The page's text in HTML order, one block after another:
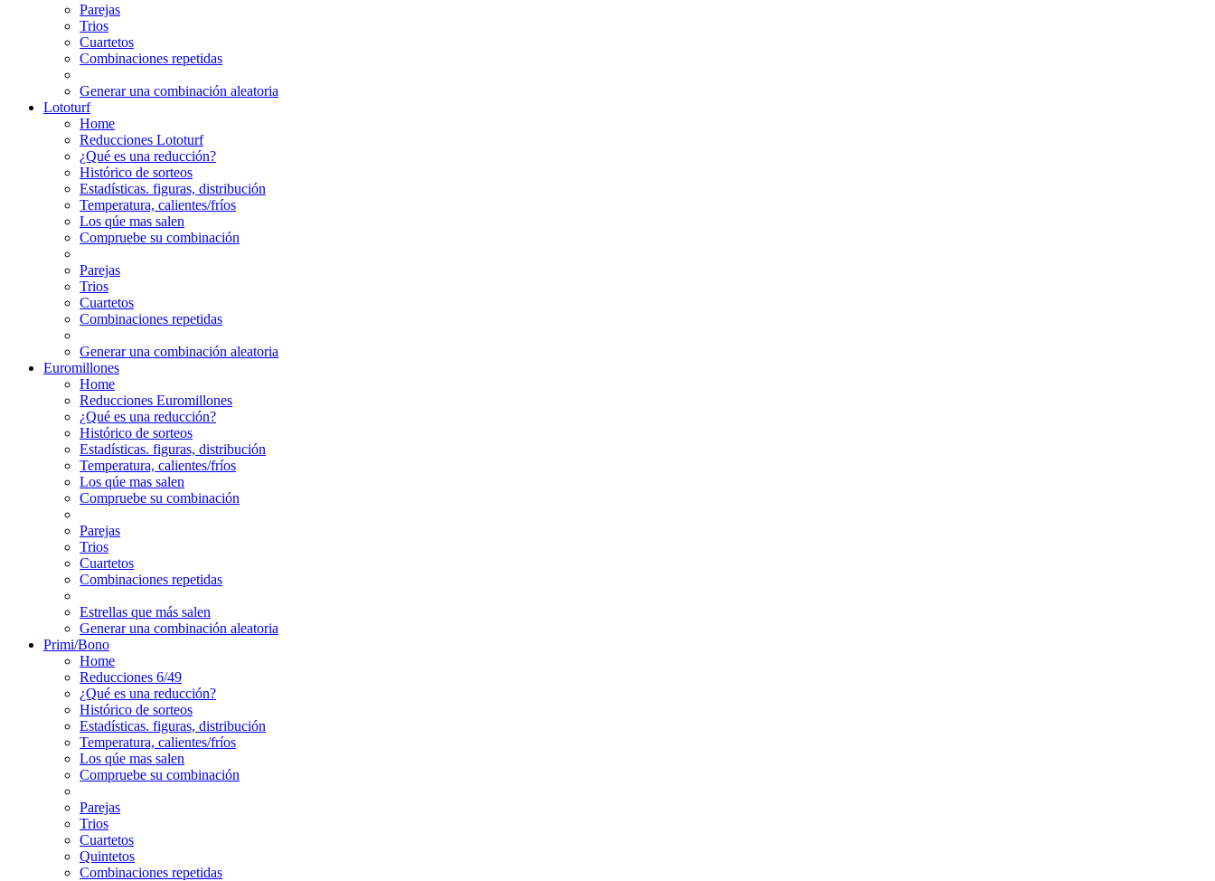
Parejas
Trios
Cuartetos
Combinaciones repetidas
Generar una combinación aleatoria
Lototurf
Home
Reducciones Lototurf
¿Qué es una reducción?
Histórico de sorteos
Estadísticas. figuras, distribución
Temperatura, calientes/fríos
Los qúe mas salen
Compruebe su combinación
Parejas
Trios
Cuartetos
Combinaciones repetidas
Generar una combinación aleatoria
Euromillones
Home
Reducciones Euromillones
¿Qué es una reducción?
Histórico de sorteos
Estadísticas. figuras, distribución
Temperatura, calientes/fríos
Los qúe mas salen
Compruebe su combinación
Parejas
Trios
Cuartetos
Combinaciones repetidas
Estrellas que más salen
Generar una combinación aleatoria
Primi/Bono
Home
Reducciones 6/49
¿Qué es una reducción?
Histórico de sorteos
Estadísticas. figuras, distribución
Temperatura, calientes/fríos
Los qúe mas salen
Compruebe su combinación
Parejas
Trios
Cuartetos
Quintetos
Combinaciones repetidas